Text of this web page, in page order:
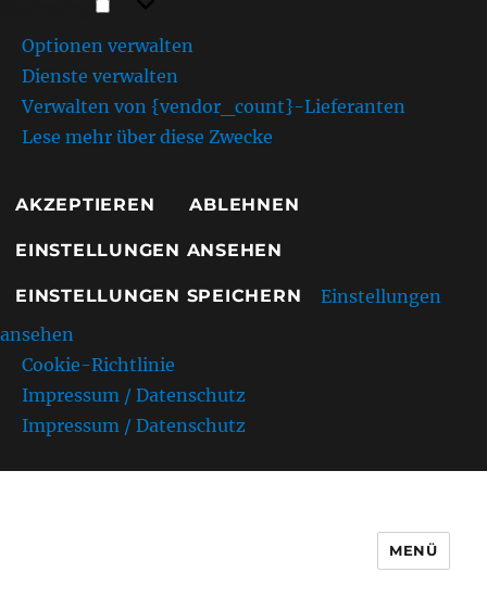
Optionen verwalten
Dienste verwalten
Verwalten von {vendor_count}-Lieferanten
Lese mehr über diese Zwecke
AKZEPTIEREN ABLEHNEN
EINSTELLUNGEN ANSEHEN
EINSTELLUNGEN SPEICHERN
Einstellungen
ansehen
Cookie-Richtlinie
Impressum / Datenschutz
Impressum / Datenschutz
AMC Kurpfalz e.V. Sandhausen
MENÜ